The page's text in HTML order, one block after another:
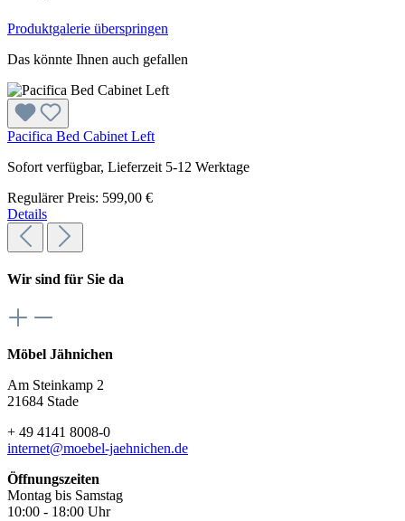
Produktgalerie überspringen
Das könnte Ihnen auch gefallen
Pacifica Bed Cabinet Left
Sofort verfügbar, Lieferzeit 5-12 Werktage
Regulärer Preis: 599,00 €
Details
Wir sind für Sie da
Möbel Jähnichen
Am Steinkamp 2
21684 Stade
+ 49 4141 8008-0
internet@moebel-jaehnichen.de
Öffnungszeiten
Montag bis Samstag
10:00 - 18:00 Uhr